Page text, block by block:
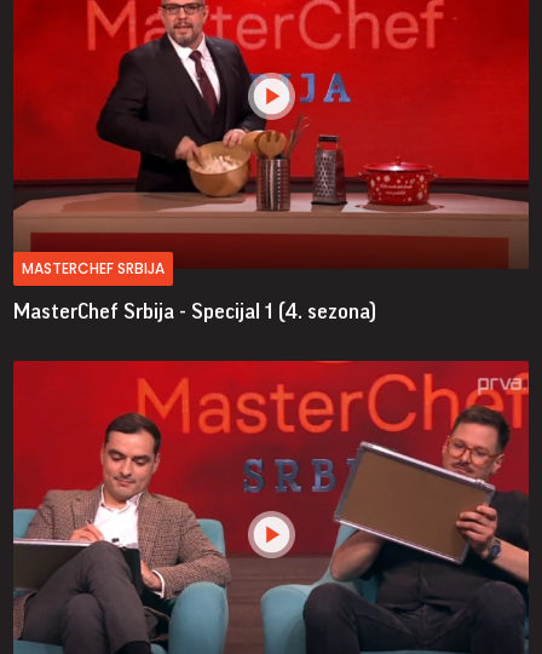
MASTERCHEF SRBIJA
MasterChef Srbija - Specijal 1 (4. sezona)